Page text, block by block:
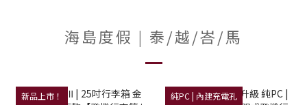
海島度假 | 泰/越/峇/馬
新品上市！ 純PC | 內建充電孔